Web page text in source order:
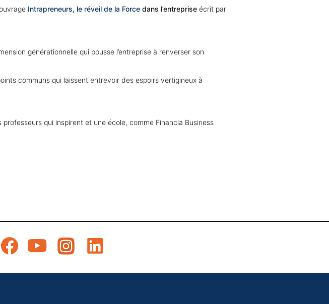
Intrapreneurs, le réveil de la Force dans l’entrepriseécrit par
générationnelle qui pousse l’entreprise à renverser son
communs qui laissent entrevoir des espoirs vertigineux à
qui inspirent et une école, comme Financia Business